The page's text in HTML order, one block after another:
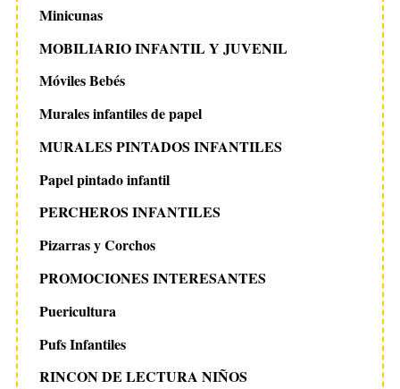
Minicunas
MOBILIARIO INFANTIL Y JUVENIL
Móviles Bebés
Murales infantiles de papel
MURALES PINTADOS INFANTILES
Papel pintado infantil
PERCHEROS INFANTILES
Pizarras y Corchos
PROMOCIONES INTERESANTES
Puericultura
Pufs Infantiles
RINCON DE LECTURA NIÑOS